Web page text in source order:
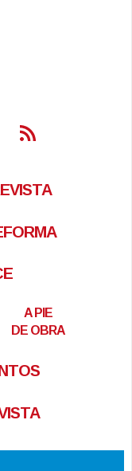
Feed RSS
A PIE
DE OBRA